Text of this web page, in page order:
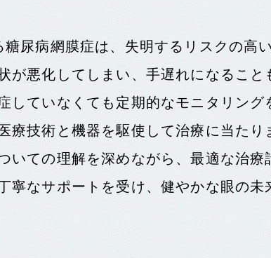
尿病網膜症は、失明するリスクの高
が悪化してしまい、手遅れになるこ
していなくても定期的なモニタリン
療技術と機器を駆使して治療に当た
いての理解を深めながら、最適な治
寧なサポートを受け、健やかな眼の